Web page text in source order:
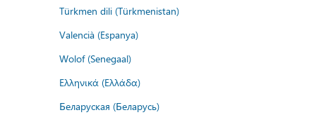
Türkmen dili (Türkmenistan)
Valencià (Espanya)
Wolof (Senegaal)
Ελληνικά (Ελλάδα)
Беларуская (Беларусь)